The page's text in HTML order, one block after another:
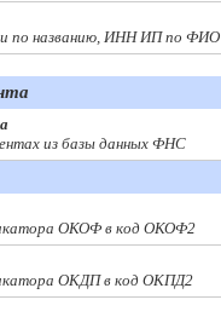
по названию, ИНН ИП по ФИО
из базы данных ФНС
ОКОФ в код ОКОФ2
ОКДП в код ОКПД2